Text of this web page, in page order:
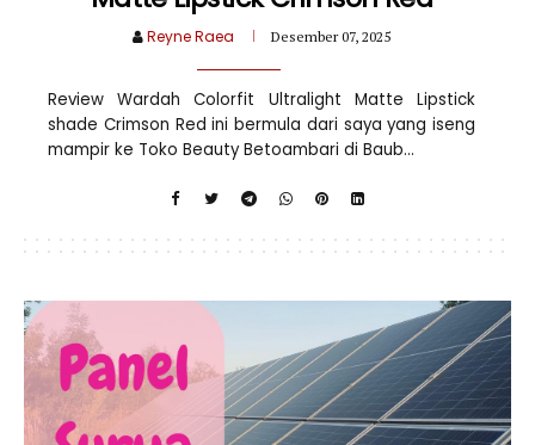
Reyne Raea Desember 07, 2025
Review Wardah Colorfit Ultralight Matte Lipstick
shade Crimson Red ini bermula dari saya yang iseng
mampir ke Toko Beauty Betoambari di Baub...